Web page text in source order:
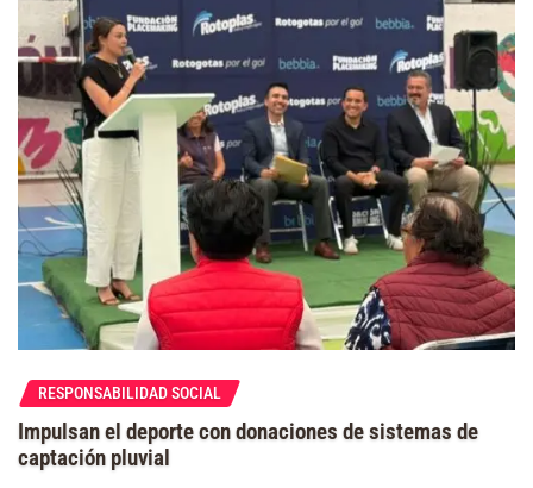
RESPONSABILIDAD SOCIAL
Impulsan el deporte con donaciones de sistemas de
captación pluvial